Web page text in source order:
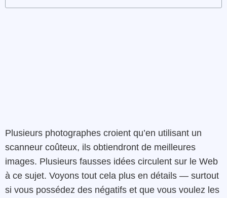
Plusieurs photographes croient qu’en utilisant un
scanneur coûteux, ils obtiendront de meilleures
images. Plusieurs fausses idées circulent sur le Web
à ce sujet. Voyons tout cela plus en détails — surtout
si vous possédez des négatifs et que vous voulez les